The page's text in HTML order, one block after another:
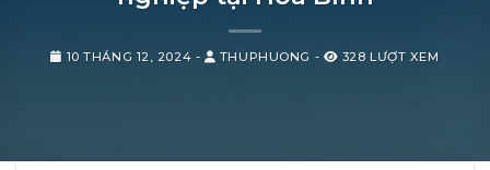
10 THÁNG 12, 2024 - THUPHUONG - 328 LƯỢT XEM